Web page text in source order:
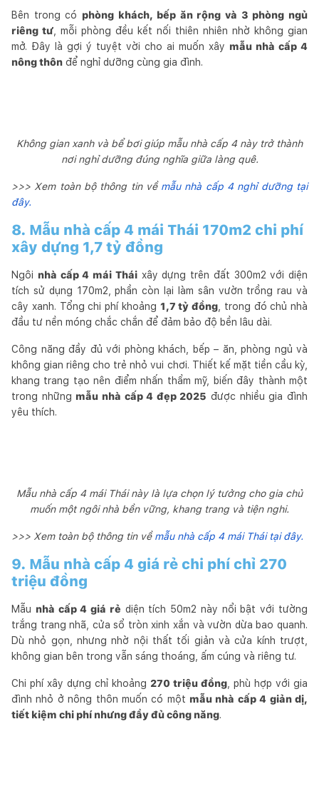
Bên trong có phòng khách, bếp ăn rộng và 3 phòng ngủ
riêng tư , mỗi phòng đều kết nối thiên nhiên nhờ không gian
mở. Đây là gợi ý tuyệt vời cho ai muốn xây mẫu nhà cấp 4
nông thôn để nghỉ dưỡng cùng gia đình.
Không gian xanh và bể bơi giúp mẫu nhà cấp 4 này trở thành
nơi nghỉ dưỡng đúng nghĩa giữa làng quê.
>>> Xem toàn bộ thông tin về mẫu nhà cấp 4 nghỉ dưỡng tại
đây.
8. Mẫu nhà cấp 4 mái Thái 170m2 chi phí
xây dựng 1,7 tỷ đồng
Ngôi nhà cấp 4 mái Tháixây dựng trên đất 300m2 với diện
tích sử dụng 170m2, phần còn lại làm sân vườn trồng rau và
cây xanh. Tổng chi phí khoảng 1,7 tỷ đồng , trong đó chủ nhà
đầu tư nền móng chắc chắn để đảm bảo độ bền lâu dài.
Công năng đầy đủ với phòng khách, bếp – ăn, phòng ngủ và
không gian riêng cho trẻ nhỏ vui chơi. Thiết kế mặt tiền cầu kỳ,
khang trang tạo nên điểm nhấn thẩm mỹ, biến đây thành một
trong những mẫu nhà cấp 4 đẹp 2025 được nhiều gia đình
yêu thích.
Mẫu nhà cấp 4 mái Thái này là lựa chọn lý tưởng cho gia chủ
muốn một ngôi nhà bền vững, khang trang và tiện nghi.
>>> Xem toàn bộ thông tin về mẫu nhà cấp 4 mái Thái tại đây.
9. Mẫu nhà cấp 4 giá rẻ chi phí chỉ 270
triệu đồng
Mẫu nhà cấp 4 giá rẻ diện tích 50m2 này nổi bật với tường
trắng trang nhã, cửa sổ tròn xinh xắn và vườn dừa bao quanh.
Dù nhỏ gọn, nhưng nhờ nội thất tối giản và cửa kính trượt,
không gian bên trong vẫn sáng thoáng, ấm cúng và riêng tư.
Chi phí xây dựng chỉ khoảng 270 triệu đồng , phù hợp với gia
đình nhỏ ở nông thôn muốn có một mẫu nhà cấp 4 giản dị,
tiết kiệm chi phí nhưng đầy đủ công năng.